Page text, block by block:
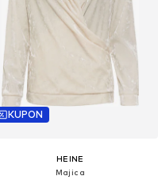
KUPON
HEINE
Majica